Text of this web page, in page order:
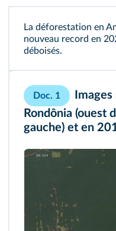
La déforestation en
nouveau record en
déboisés.
Doc. 1
Rondônia (ouest
gauche) et en